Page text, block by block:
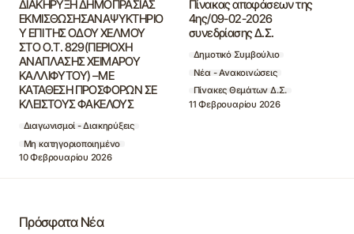
ΔΙΑΚΗΡΥΞΗ ΔΗΜΟΠΡΑΣΙΑΣ
ΕΚΜΙΣΘΩΣΗΣΑΝΑΨΥΚΤΗΡΙΟ
Υ ΕΠΙ ΤΗΣ ΟΔΟΥ ΧΕΛΜΟΥ
ΣΤΟ Ο.Τ. 829(ΠΕΡΙΟΧΗ
ΑΝΑΠΛΑΣΗΣ ΧΕΙΜΑΡΟΥ
ΚΑΛΛΙΦΥΤΟΥ) –ΜΕ
ΚΑΤΑΘΕΣΗ ΠΡΟΣΦΟΡΩΝ ΣΕ
ΚΛΕΙΣΤΟΥΣ ΦΑΚΕΛΟΥΣ
Διαγωνισμοί - Διακηρύξεις
Μη κατηγοριοποιημένο
10 Φεβρουαρίου 2026
Πίνακας αποφάσεων της
4ης/09-02-2026
συνεδρίασης Δ.Σ.
Δημοτικό Συμβούλιο
Νέα - Ανακοινώσεις
Πίνακες Θεμάτων Δ.Σ.
11 Φεβρουαρίου 2026
Πρόσφατα Νέα